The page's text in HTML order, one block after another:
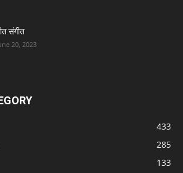
संगीत
20, 2023
433
285
133